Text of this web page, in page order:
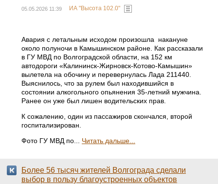
05.05.2026 11:39 ИА "Высота 102.0"
Авария с летальным исходом произошла накануне
около полуночи в Камышинском районе. Как рассказали
в ГУ МВД по Волгоградской области, на 152 км
автодороги «Калининск-Жирновск-Котово-Камышин»
вылетела на обочину и перевернулась Лада 211440.
Выяснилось, что за рулем был находившийся в
состоянии алкогольного опьянения 35-летний мужчина.
Ранее он уже был лишен водительских прав.
К сожалению, один из пассажиров скончался, второй
госпитализирован.
Фото ГУ МВД по... Читать дальше...
Более 56 тысяч жителей Волгограда сделали
выбор в пользу благоустроенных объектов